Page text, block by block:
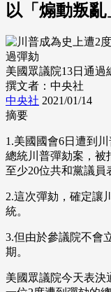
以「煽動叛
美國眾議院13日通過
撰文者：中央社
中央社 2021/01/14
摘要
1.美國國會6日遭到
總統川普彈劾案，被
至少20位共和黨議員
2.這次彈劾，確定讓
統。
3.但由於參議院不會
期。
美國眾議院今天表決